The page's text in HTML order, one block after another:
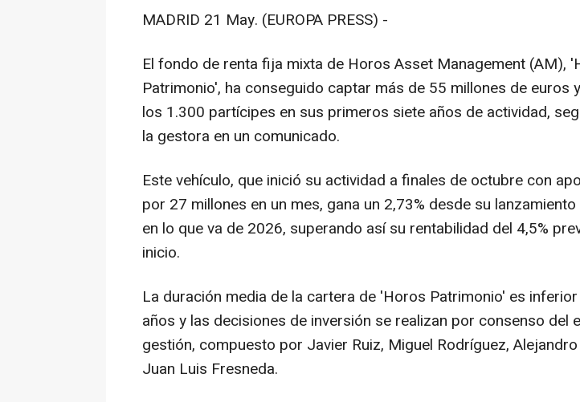
MADRID 21 May. (EUROPA PRESS) -
El fondo de renta fija mixta de Horos Asset Management (AM),
Patrimonio', ha conseguido captar más de 55 millones de euros
los 1.300 partícipes en sus primeros siete años de actividad,
la gestora en un comunicado.
Este vehículo, que inició su actividad a finales de octubre con
por 27 millones en un mes, gana un 2,73% desde su lanzamiento
en lo que va de 2026, superando así su rentabilidad del 4,5%
inicio.
La duración media de la cartera de 'Horos Patrimonio' es
años y las decisiones de inversión se realizan por consenso del
gestión, compuesto por Javier Ruiz, Miguel Rodríguez,
Juan Luis Fresneda.